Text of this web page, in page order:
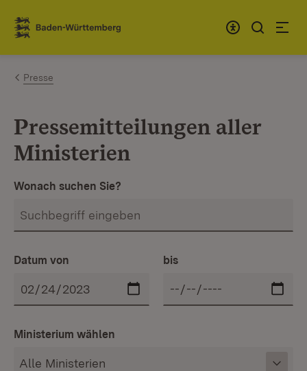
Zum Inhalt springen
Link zur Startseite
Presse
Pressemitteilungen aller
Ministerien
Wonach suchen Sie?
Datum von bis
Ministerium wählen